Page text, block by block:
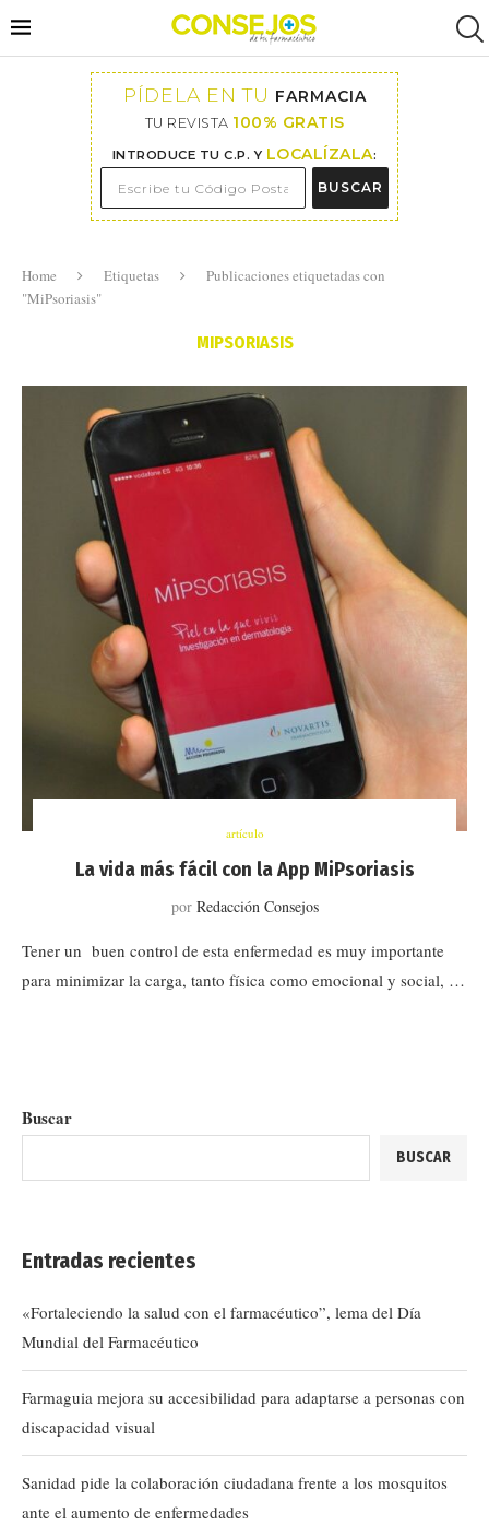
PÍDELA EN TU FARMACIA
TU REVISTA 100% GRATIS
INTRODUCE TU C.P. Y LOCALÍZALA:
BUSCAR
Home Etiquetas
Publicaciones etiquetadas con
"MiPsoriasis"
MIPSORIASIS
artículo
La vida más fácil con la App MiPsoriasis
por Redacción Consejos
Tener un buen control de esta enfermedad es muy importante
para minimizar la carga, tanto física como emocional y social, …
Buscar
BUSCAR
Entradas recientes
«Fortaleciendo la salud con el farmacéutico”, lema del Día
Mundial del Farmacéutico
Farmaguia mejora su accesibilidad para adaptarse a personas con
discapacidad visual
Sanidad pide la colaboración ciudadana frente a los mosquitos
ante el aumento de enfermedades